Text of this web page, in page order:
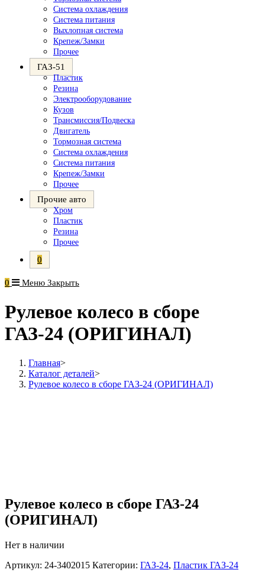
Система охлаждения
Система питания
Выхлопная система
Крепеж/Замки
Прочее
ГАЗ-51
Пластик
Резина
Электрооборудование
Кузов
Трансмиссия/Подвеска
Двигатель
Тормозная система
Система охлаждения
Система питания
Крепеж/Замки
Прочее
Прочие авто
Хром
Пластик
Резина
Прочее
0
0 Меню Закрыть
Рулевое колесо в сборе
ГАЗ-24 (ОРИГИНАЛ)
Главная>
Каталог деталей>
Рулевое колесо в сборе ГАЗ-24 (ОРИГИНАЛ)
Рулевое колесо в сборе ГАЗ-24
(ОРИГИНАЛ)
Нет в наличии
Артикул: 24-3402015 Категории: ГАЗ-24, Пластик ГАЗ-24